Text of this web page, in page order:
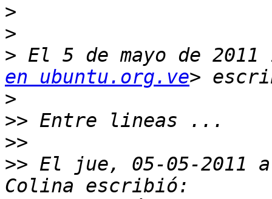
>
>
> El 5 de mayo de
en ubuntu.org.ve
>
>>
>>
>> El jue, 05-05-2011